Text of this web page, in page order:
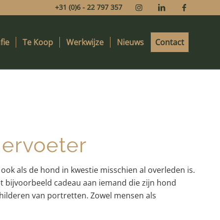
+31 (0)6 - 22 797 357
Te Koop Werkwijze Nieuws Contact
als de hond in kwestie misschien al overleden is.
cadeau aan iemand die zijn hond
van portretten. Zowel mensen als